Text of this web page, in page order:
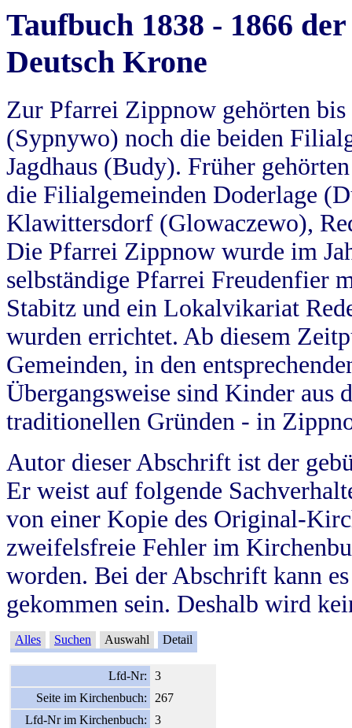
Taufbuch 1838 - 1866
Deutsch Krone
Zur Pfarrei Zippnow gehörten
(Sypnywo) noch die beiden
Jagdhaus (Budy). Früher
die Filialgemeinden Doderlage
Klawittersdorf (Glowaczewo),
Die Pfarrei Zippnow wurde im
selbständige Pfarrei Freudenfier
Stabitz und ein Lokalvikariat
wurden errichtet. Ab diesem
Gemeinden, in den
Übergangsweise sind Kinder aus
traditionellen Gründen - in
Autor dieser Abschrift ist der
Er weist auf folgende
von einer Kopie des Original-
zweifelsfreie Fehler im
worden. Bei der Abschrift kann
gekommen sein. Deshalb wird
Alles Suchen Auswahl Detail
Lfd-Nr:
3
Seite im Kirchenbuch:
267
Lfd-Nr im Kirchenbuch:
3